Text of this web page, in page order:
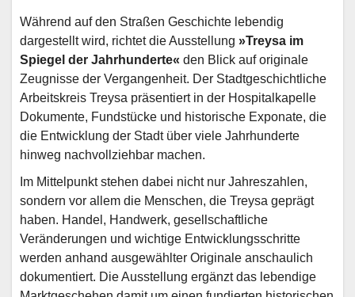
Während auf den Straßen Geschichte lebendig
dargestellt wird, richtet die Ausstellung »Treysa im
Spiegel der Jahrhunderte« den Blick auf originale
Zeugnisse der Vergangenheit. Der Stadtgeschichtliche
Arbeitskreis Treysa präsentiert in der Hospitalkapelle
Dokumente, Fundstücke und historische Exponate, die
die Entwicklung der Stadt über viele Jahrhunderte
hinweg nachvollziehbar machen.
Im Mittelpunkt stehen dabei nicht nur Jahreszahlen,
sondern vor allem die Menschen, die Treysa geprägt
haben. Handel, Handwerk, gesellschaftliche
Veränderungen und wichtige Entwicklungsschritte
werden anhand ausgewählter Originale anschaulich
dokumentiert. Die Ausstellung ergänzt das lebendige